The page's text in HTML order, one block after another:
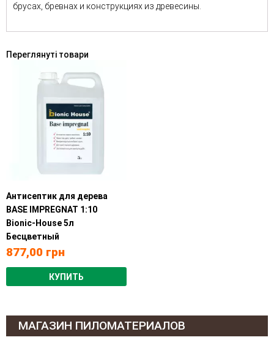
брусах, бревнах и конструкциях из древесины.
Переглянуті товари
Антисептик для дерева
BASE IMPREGNAT 1:10
Bionic-House 5л
Бесцветный
877,00 грн
КУПИТЬ
МАГАЗИН ПИЛОМАТЕРИАЛОВ